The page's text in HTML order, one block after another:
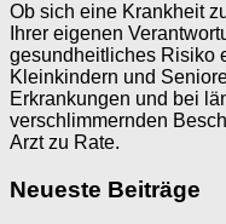
Ob sich eine Krankheit
Ihrer eigenen
gesundheitliches Risiko
Kleinkindern und
Erkrankungen und bei
verschlimmernden
Arzt zu Rate.
Neueste Beiträge